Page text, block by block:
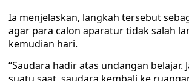
Ia menjelaskan, langkah tersebut
agar para calon aparatur tidak salah
kemudian hari.
“Saudara hadir atas undangan belajar.